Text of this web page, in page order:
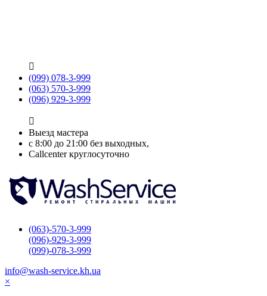

(099) 078-3-999
(063) 570-3-999
(096) 929-3-999

Выезд мастера
с 8:00 до 21:00 без выходных,
Callcenter круглосуточно
(063)-570-3-999
(096)-929-3-999
(099)-078-3-999
info@wash-service.kh.ua
×